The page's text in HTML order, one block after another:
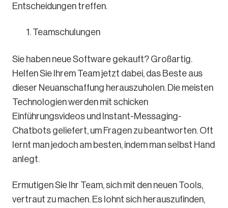
Entscheidungen treffen.
Teamschulungen
Sie haben neue Software gekauft? Großartig.
Helfen Sie Ihrem Team jetzt dabei, das Beste aus
dieser Neuanschaffung herauszuholen. Die meisten
Technologien werden mit schicken
Einführungsvideos und Instant-Messaging-
Chatbots geliefert, um Fragen zu beantworten. Oft
lernt man jedoch am besten, indem man selbst Hand
anlegt.
Ermutigen Sie Ihr Team, sich mit den neuen Tools,
vertraut zu machen. Es lohnt sich herauszufinden,